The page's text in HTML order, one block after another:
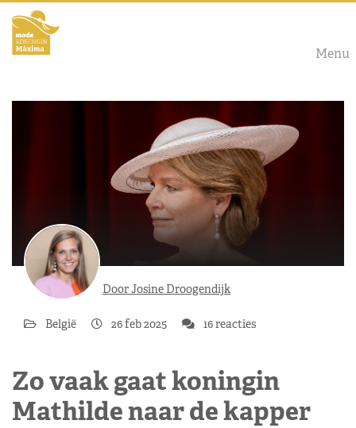
Menu
Door Josine Droogendijk
België 26 feb 2025 16 reacties
Zo vaak gaat koningin
Mathilde naar de kapper